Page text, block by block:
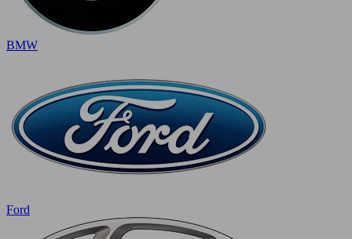
BMW
Ford